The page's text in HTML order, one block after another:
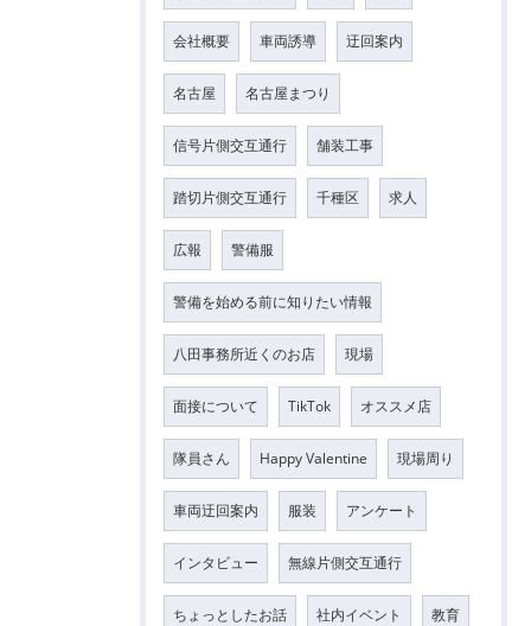
会社概要 車両誘導 迂回案内
名古屋 名古屋まつり
信号片側交互通行 舗装工事
踏切片側交互通行 千種区 求人
広報 警備服
警備を始める前に知りたい情報
八田事務所近くのお店 現場
面接について TikTok オススメ店
隊員さん Happy Valentine 現場周り
車両迂回案内 服装 アンケート
インタビュー 無線片側交互通行
ちょっとしたお話 社内イベント 教育